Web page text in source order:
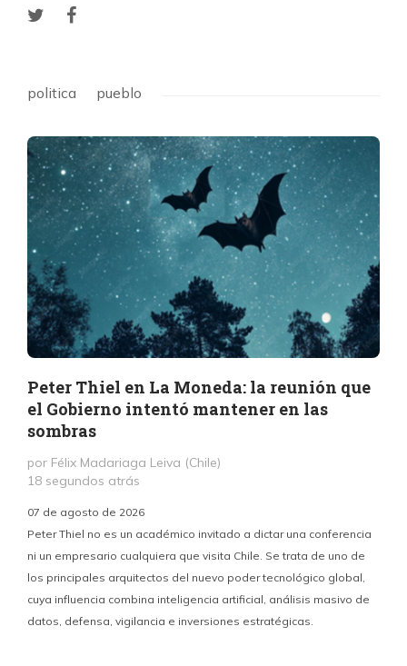
politica pueblo
Peter Thiel en La Moneda: la reunión que
el Gobierno intentó mantener en las
sombras
por Félix Madariaga Leiva (Chile)
18 segundos atrás
07 de agosto de 2026
Peter Thiel no es un académico invitado a dictar una conferencia
ni un empresario cualquiera que visita Chile. Se trata de uno de
los principales arquitectos del nuevo poder tecnológico global,
cuya influencia combina inteligencia artificial, análisis masivo de
datos, defensa, vigilancia e inversiones estratégicas.